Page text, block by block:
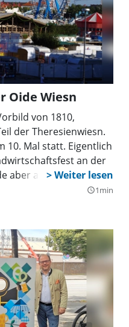
Oide Wiesn
von 1810,
der Theresienwiesn.
10. Mal statt. Eigentlich
an der
aber abgesagt.
query_builder1min